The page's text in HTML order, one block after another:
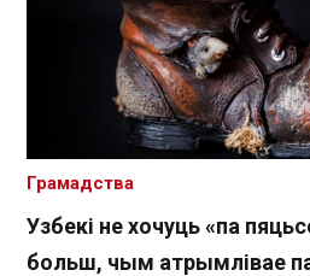
Узбекі не хочуць «па
больш, чым атрымлівае
Грамадства